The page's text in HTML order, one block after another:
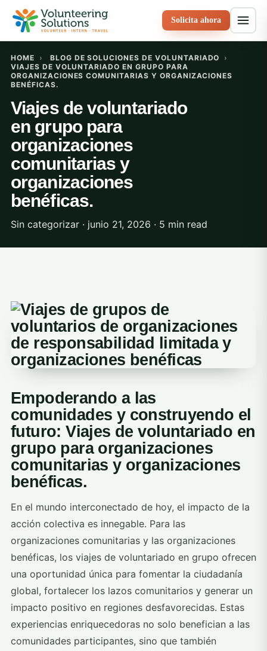
Solicita ahora
HOME › BLOG DE SOLUCIONES DE VOLUNTARIADO
›
VIAJES DE VOLUNTARIADO EN GRUPO PARA
ORGANIZACIONES COMUNITARIAS Y ORGANIZACIONES
BENÉFICAS.
Viajes de voluntariado
en grupo para
organizaciones
comunitarias y
organizaciones
benéficas.
Sin categorizar · junio 21, 2026 · 5 min read
Empoderando a las
comunidades y construyendo el
futuro: Viajes de voluntariado en
grupo para organizaciones
comunitarias y organizaciones
benéficas.
En el mundo interconectado de hoy, el impacto de la
acción colectiva es innegable. Para las
organizaciones comunitarias y las organizaciones
benéficas, los viajes de voluntariado en grupo ofrecen
una oportunidad única para fomentar la ciudadanía
global, fortalecer los lazos comunitarios y generar un
impacto positivo en regiones desfavorecidas. Estas
experiencias enriquecedoras no solo benefician a las
comunidades participantes, sino que también